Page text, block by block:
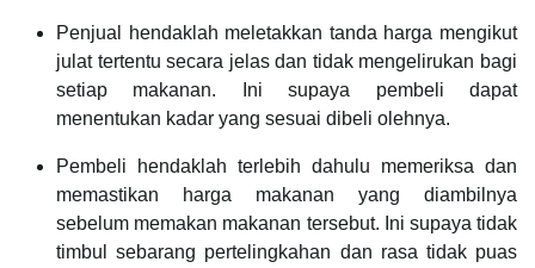
Penjual hendaklah meletakkan tanda harga mengikut
julat tertentu secara jelas dan tidak mengelirukan bagi
setiap makanan. Ini supaya pembeli dapat
menentukan kadar yang sesuai dibeli olehnya.
Pembeli hendaklah terlebih dahulu memeriksa dan
memastikan harga makanan yang diambilnya
sebelum memakan makanan tersebut. Ini supaya tidak
timbul sebarang pertelingkahan dan rasa tidak puas